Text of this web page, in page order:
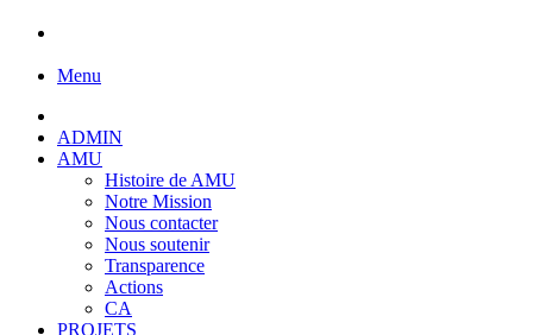
Menu
ADMIN
AMU
Histoire de AMU
Notre Mission
Nous contacter
Nous soutenir
Transparence
Actions
CA
PROJETS